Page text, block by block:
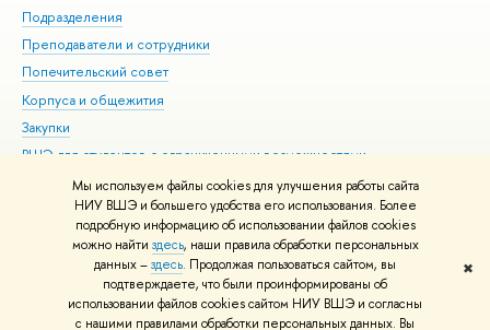
Мы используем файлы cookies для улучшения работы сайта
НИУ ВШЭ и большего удобства его использования. Более
подробную информацию об использовании файлов cookies
можно найти здесь, наши правила обработки персональных
данных –здесь. Продолжая пользоваться сайтом, вы
подтверждаете, что были проинформированы об
использовании файлов cookies сайтом НИУ ВШЭ и согласны
с нашими правилами обработки персональных данных. Вы
✖
Подразделения
Преподаватели и сотрудники
Попечительский совет
Корпуса и общежития
Закупки
ВШЭ для студентов с ограниченными возможностями
здоровья и инвалидностью
Версия для слабовидящих
Единая платежная страница
© НИУ ВШЭ 1993–2026 Адреса и контакты Условия использования
материалов Политика конфиденциальности Карта сайта